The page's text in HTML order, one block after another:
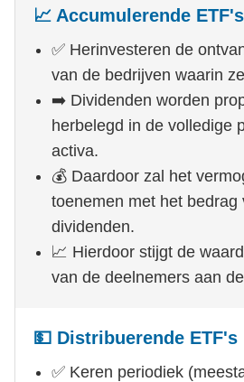
📈 Accumulerende ETF's
✅ Herinvesteren de
van de bedrijven waarin
➡️ Dividenden worden
herbelegd in de volledige
activa.
💰 Daardoor zal het
toenemen met het bedrag
dividenden.
📈 Hierdoor stijgt de
van de deelnemers aan
💵 Distribuerende ETF's
✅ Keren periodiek